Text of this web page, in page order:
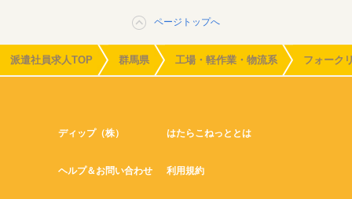
ページトップへ
派遣社員求人TOP 群馬県 工場・軽作業・物流系 フォーク
ディップ（株） はたらこねっととは
ヘルプ＆お問い合わせ 利用規約